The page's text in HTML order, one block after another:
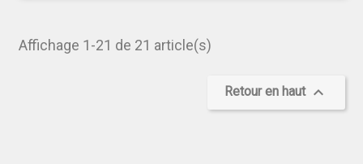
Affichage 1-21 de 21 article(s)
Retour en haut 